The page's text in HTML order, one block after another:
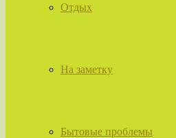
Отдых
На заметку
Бытовые проблемы